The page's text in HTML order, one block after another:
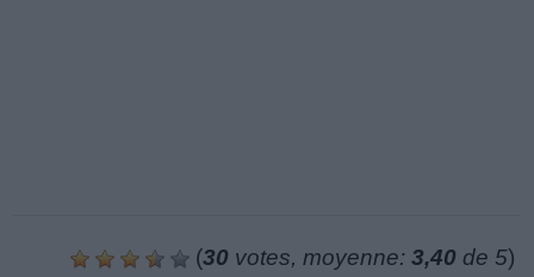
(30 votes, moyenne: 3,40 de 5)